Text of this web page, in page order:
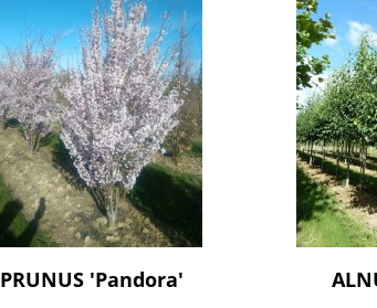
PRUNUS 'Pandora'